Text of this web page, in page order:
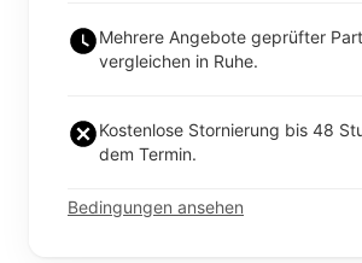
Mehrere Angebote geprüfter
vergleichen in Ruhe.
Kostenlose Stornierung bis 48
dem Termin.
Bedingungen ansehen